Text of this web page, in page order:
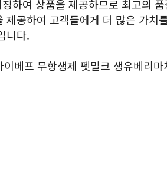
하여 상품을 제공하므로 최고의 품
공하여 고객들에게 더 많은 가치
니다.
베프 무항생제 펫밀크 생유베리마